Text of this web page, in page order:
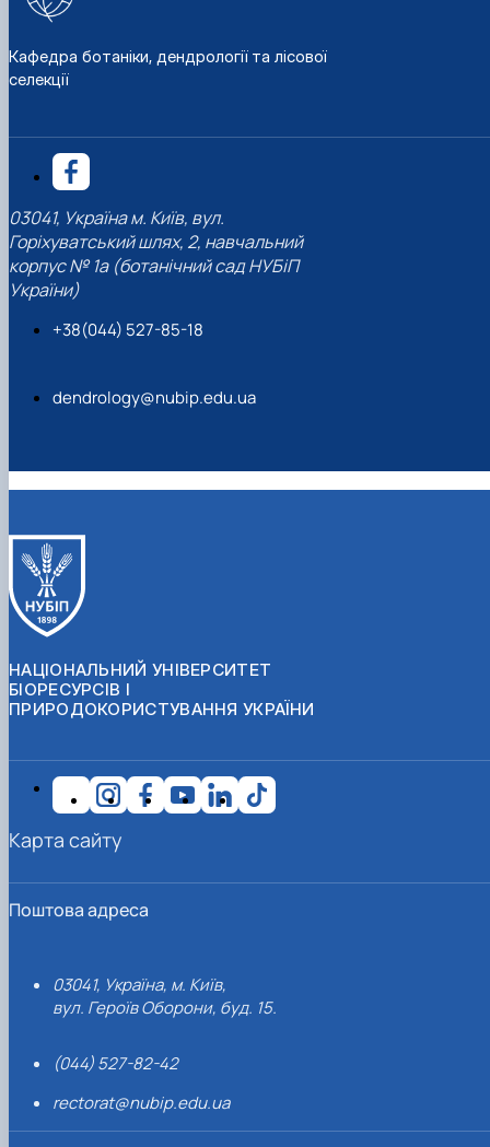
Кафедра ботаніки, дендрології та лісової
селекції
03041, Україна м. Київ, вул.
Горіхуватський шлях, 2, навчальний
корпус № 1а (ботанічний сад НУБіП
України)
+38(044) 527-85-18
dendrology@nubip.edu.ua
НАЦІОНАЛЬНИЙ УНІВЕРСИТЕТ
БІОРЕСУРСІВ І
ПРИРОДОКОРИСТУВАННЯ УКРАЇНИ
Поштова адреса
03041, Україна, м. Київ,
вул. Героїв Оборони, буд. 15.
(044) 527-82-42
rectorat@nubip.edu.ua
Карта сайту